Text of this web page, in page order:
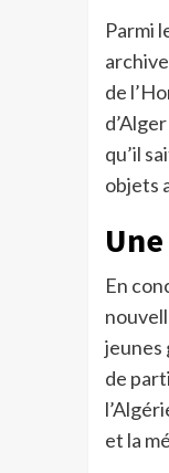
Parmi
de
qu’il
objets
En
jeunes
de
et la